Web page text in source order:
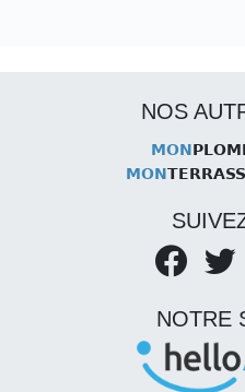
NOS
MON
MON
NOTRE